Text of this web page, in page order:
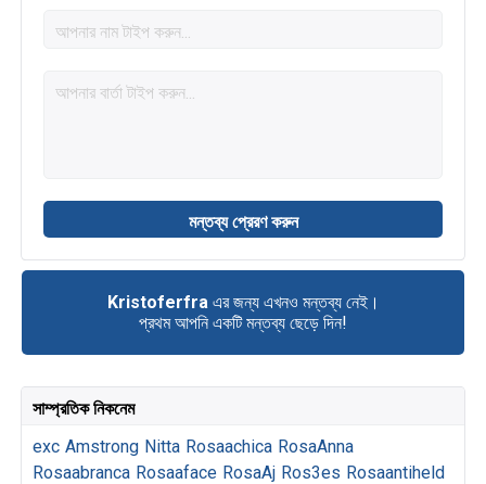
Kristoferfraএর জন্য এখনও মন্তব্য নেই।
প্রথম আপনি একটি মন্তব্য ছেড়ে দিন!
সাম্প্রতিক নিকনেম
exc Amstrong Nitta Rosaachica RosaAnna
Rosaabranca Rosaaface RosaAj Ros3es Rosaantiheld